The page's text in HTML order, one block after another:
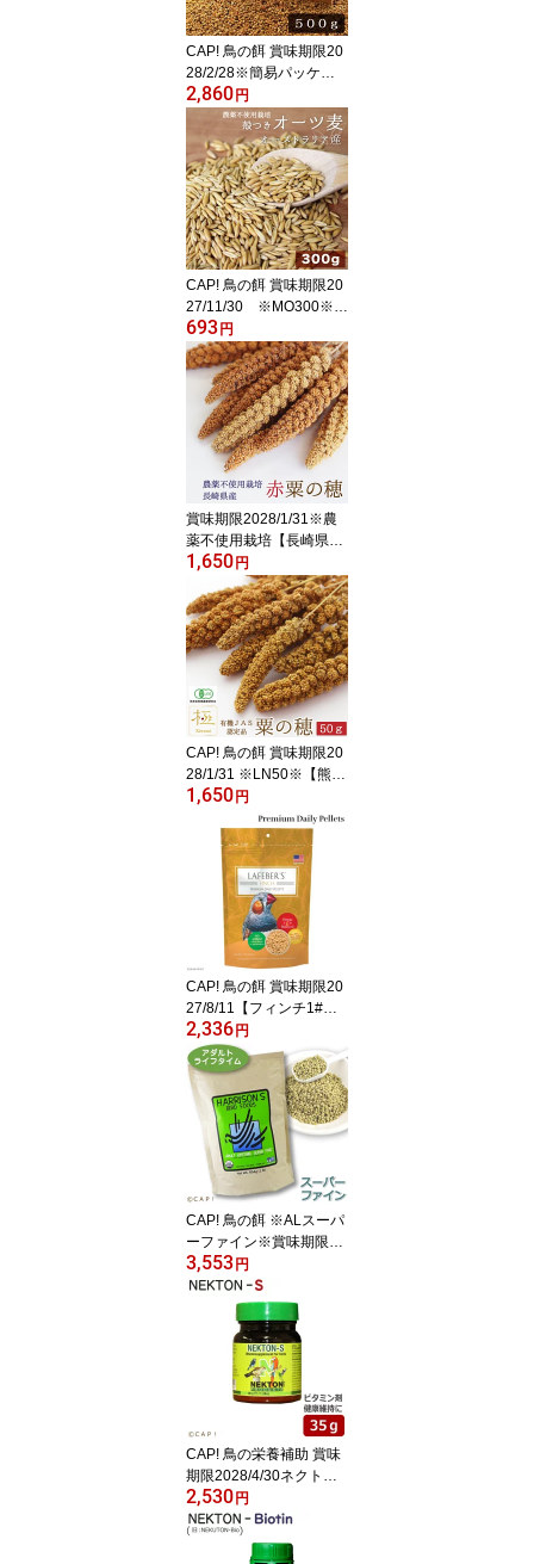
CAP! 鳥の餌 賞味期限20
28/2/28※簡易パッケー
ジ※【国内産】小鳥ミッ
クス 500g 0020★
2,860円
CAP! 鳥の餌 賞味期限20
27/11/30 ※MO300※
【農薬不使用栽培】殻つ
きオーツ麦 300g★
693円
賞味期限2028/1/31※農
薬不使用栽培【長崎県
産】赤粟の穂 100g 2025
年産 KA100★
1,650円
CAP! 鳥の餌 賞味期限20
28/1/31 ※LN50※【熊本
県産】有機JAS認定品 粟
の穂【極】 50g 2025年
1,650円
CAP! 鳥の餌 賞味期限20
27/8/11【フィンチ1#】
ラフィーバー プレミアム
デイリーペレット フィン
チ 1#（453g）
2,336円
CAP! 鳥の餌 ※ALスーパ
ーファイン※賞味期限20
27/11/30 ハリソン アダ
ルトライフタイム スーパ
ーファイン 1#（454g）
3,553円
CAP! 鳥の栄養補助 賞味
期限2028/4/30ネクトンS
35g★
2,530円